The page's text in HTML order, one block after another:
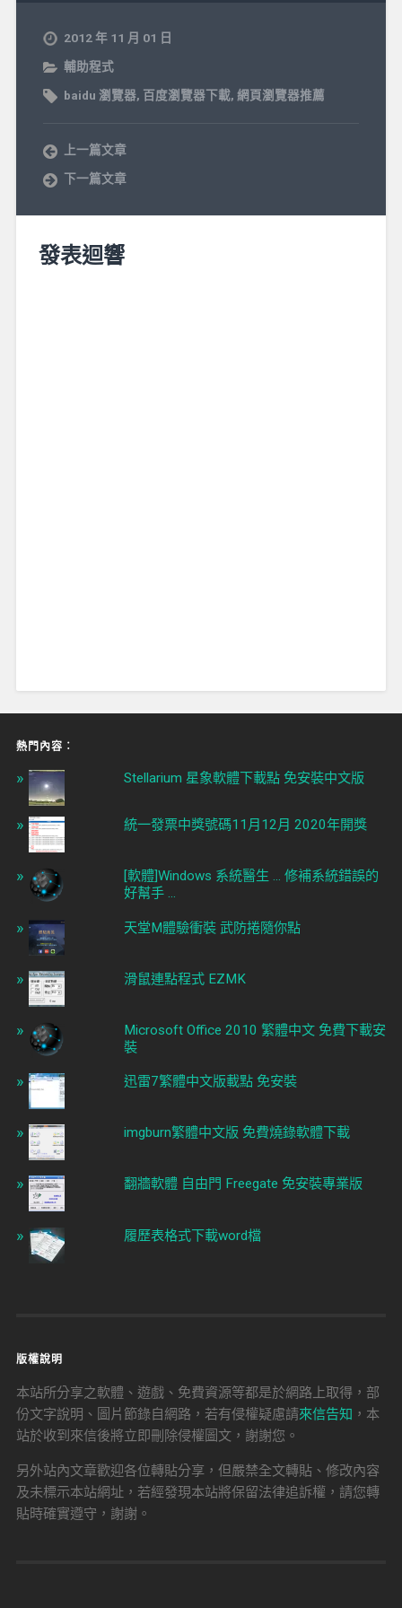
2012 年 11 月 01 日
輔助程式
baidu 瀏覽器, 百度瀏覽器下載, 網頁瀏覽器推薦
上一篇文章
下一篇文章
發表迴響
熱門內容︰
Stellarium 星象軟體下載點 免安裝中文版
統一發票中獎號碼11月12月 2020年開獎
[軟體]Windows 系統醫生 ... 修補系統錯誤的
好幫手 ...
天堂M體驗衝裝 武防捲隨你點
滑鼠連點程式 EZMK
Microsoft Office 2010 繁體中文 免費下載安
裝
迅雷7繁體中文版載點 免安裝
imgburn繁體中文版 免費燒錄軟體下載
翻牆軟體 自由門 Freegate 免安裝專業版
履歷表格式下載word檔
版權說明
本站所分享之軟體、遊戲、免費資源等都是於網路上取得，部
份文字說明、圖片節錄自網路，若有侵權疑慮請來信告知 ，本
站於收到來信後將立即刪除侵權圖文，謝謝您。
另外站內文章歡迎各位轉貼分享，但嚴禁全文轉貼、修改內容
及未標示本站網址，若經發現本站將保留法律追訴權，請您轉
貼時確實遵守，謝謝。